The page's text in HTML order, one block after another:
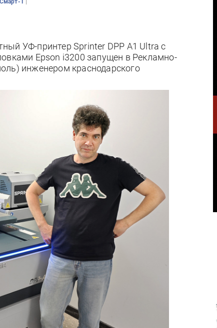
Смарт-Т
УФ-принтер Sprinter DPP A1 Ultra с
Epson i3200 запущен в Рекламно-
инженером краснодарского